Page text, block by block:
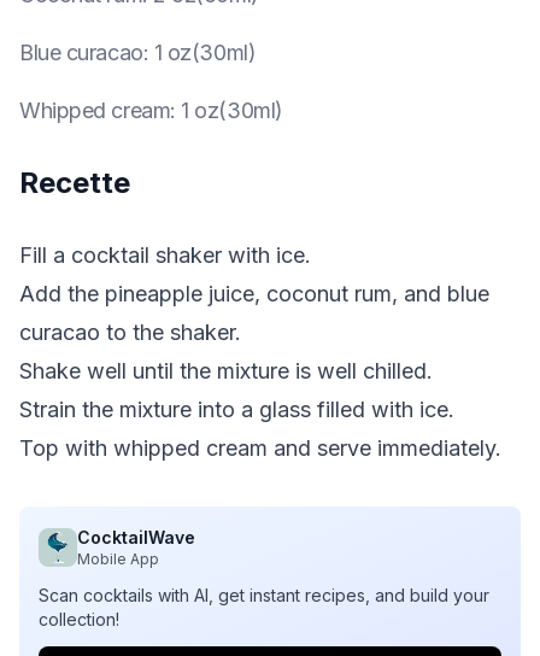
Blue curacao: 1 oz(30ml)
Whipped cream: 1 oz(30ml)
Recette
Fill a cocktail shaker with ice.
Add the pineapple juice, coconut rum, and blue
curacao to the shaker.
Shake well until the mixture is well chilled.
Strain the mixture into a glass filled with ice.
Top with whipped cream and serve immediately.
CocktailWave
Mobile App
Scan cocktails with AI, get instant recipes, and build your
collection!